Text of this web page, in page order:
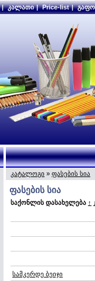
| კალათი | Price-list |
კატალოგი » ფასების სია
ფასების სია
საქონლის დასახელება ↑
სამკერდე ბეიჯი